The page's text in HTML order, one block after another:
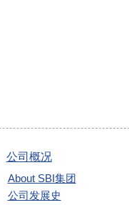
公司概况
About SBI集团
公司发展史